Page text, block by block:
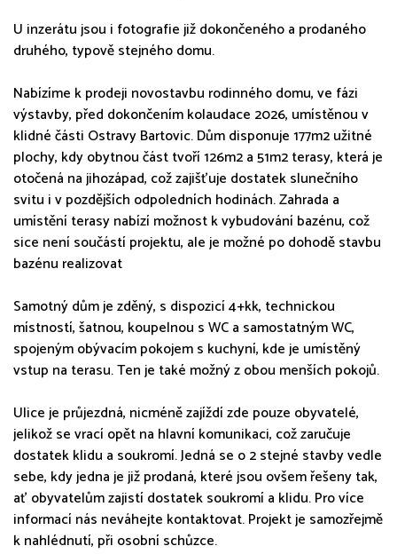
U inzerátu jsou i fotografie již dokončeného a prodaného
druhého, typově stejného domu.
Nabízíme k prodeji novostavbu rodinného domu, ve fázi
výstavby, před dokončením kolaudace 2026, umístěnou v
klidné části Ostravy Bartovic. Dům disponuje 177m2 užitné
plochy, kdy obytnou část tvoří 126m2 a 51m2 terasy, která je
otočená na jihozápad, což zajišťuje dostatek slunečního
svitu i v pozdějších odpoledních hodinách. Zahrada a
umístění terasy nabízí možnost k vybudování bazénu, což
sice není součástí projektu, ale je možné po dohodě stavbu
bazénu realizovat
Samotný dům je zděný, s dispozicí 4+kk, technickou
místností, šatnou, koupelnou s WC a samostatným WC,
spojeným obývacím pokojem s kuchyní, kde je umístěný
vstup na terasu. Ten je také možný z obou menších pokojů.
Ulice je průjezdná, nicméně zajíždí zde pouze obyvatelé,
jelikož se vrací opět na hlavní komunikaci, což zaručuje
dostatek klidu a soukromí. Jedná se o 2 stejné stavby vedle
sebe, kdy jedna je již prodaná, které jsou ovšem řešeny tak,
ať obyvatelům zajistí dostatek soukromí a klidu. Pro více
informací nás neváhejte kontaktovat. Projekt je samozřejmě
k nahlédnutí, při osobní schůzce.